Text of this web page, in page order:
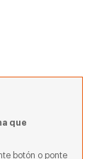
que
botón o ponte